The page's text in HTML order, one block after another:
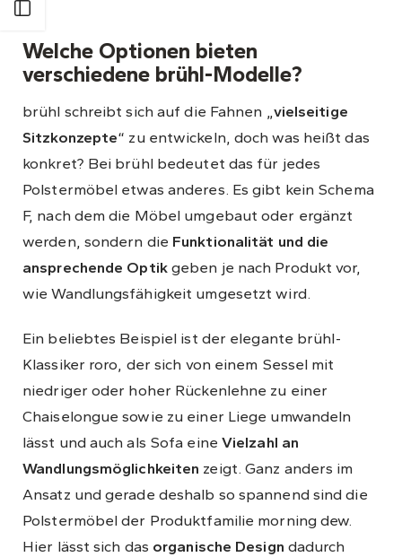
Welche Optionen bieten
verschiedene brühl-Modelle?
brühl schreibt sich auf die Fahnen „ vielseitige
Sitzkonzepte“ zu entwickeln, doch was heißt das
konkret? Bei brühl bedeutet das für jedes
Polstermöbel etwas anderes. Es gibt kein Schema
F, nach dem die Möbel umgebaut oder ergänzt
werden, sondern die Funktionalität und die
ansprechende Optik geben je nach Produkt vor,
wie Wandlungsfähigkeit umgesetzt wird.
Ein beliebtes Beispiel ist der elegante brühl-
Klassiker roro, der sich von einem Sessel mit
niedriger oder hoher Rückenlehne zu einer
Chaiselongue sowie zu einer Liege umwandeln
lässt und auch als Sofa eine Vielzahl an
Wandlungsmöglichkeiten zeigt. Ganz anders im
Ansatz und gerade deshalb so spannend sind die
Polstermöbel der Produktfamilie morning dew.
Hier lässt sich das organische Design dadurch